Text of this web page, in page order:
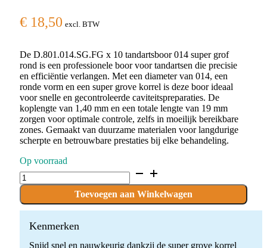
€ 18,50 excl. BTW
De D.801.014.SG.FG x 10 tandartsboor 014 super grof
rond is een professionele boor voor tandartsen die precisie
en efficiëntie verlangen. Met een diameter van 014, een
ronde vorm en een super grove korrel is deze boor ideaal
voor snelle en gecontroleerde caviteitspreparaties. De
koplengte van 1,40 mm en een totale lengte van 19 mm
zorgen voor optimale controle, zelfs in moeilijk bereikbare
zones. Gemaakt van duurzame materialen voor langdurige
scherpte en betrouwbare prestaties bij elke behandeling.
Op voorraad
D.801.014.SG.FG
x
Boren
quantity
Toevoegen aan Winkelwagen
Kenmerken
Snijd snel en nauwkeurig dankzij de super grove korrel